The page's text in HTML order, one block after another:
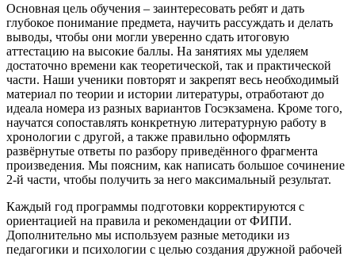
Основная цель обучения – заинтересовать ребят и дать
глубокое понимание предмета, научить рассуждать и делать
выводы, чтобы они могли уверенно сдать итоговую
аттестацию на высокие баллы. На занятиях мы уделяем
достаточно времени как теоретической, так и практической
части. Наши ученики повторят и закрепят весь необходимый
материал по теории и истории литературы, отработают до
идеала номера из разных вариантов Госэкзамена. Кроме того,
научатся сопоставлять конкретную литературную работу в
хронологии с другой, а также правильно оформлять
развёрнутые ответы по разбору приведённого фрагмента
произведения. Мы поясним, как написать большое сочинение
2-й части, чтобы получить за него максимальный результат.
Каждый год программы подготовки корректируются с
ориентацией на правила и рекомендации от ФИПИ.
Дополнительно мы используем разные методики из
педагогики и психологии с целью создания дружной рабочей